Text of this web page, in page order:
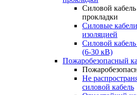
Силовой
прокладки
Силовые
изоляцией
Силовой
(6-30 кВ)
Пожаробезопасный
Не
силовой кабель